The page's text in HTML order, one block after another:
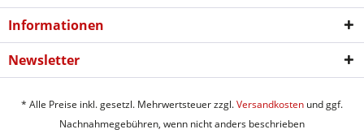
Informationen
Newsletter
* Alle Preise inkl. gesetzl. Mehrwertsteuer zzgl.Versandkosten und ggf.
Nachnahmegebühren, wenn nicht anders beschrieben